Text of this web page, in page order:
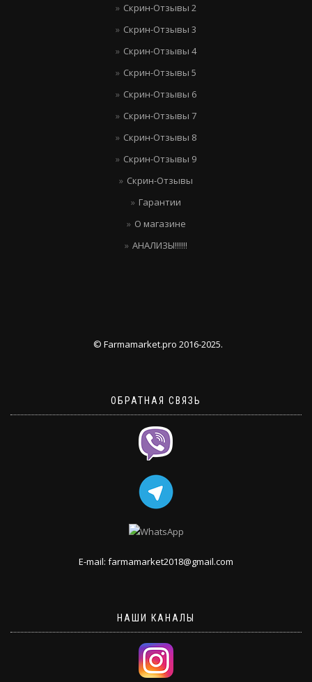
Скрин-Отзывы 2
Скрин-Отзывы 3
Скрин-Отзывы 4
Скрин-Отзывы 5
Скрин-Отзывы 6
Скрин-Отзывы 7
Скрин-Отзывы 8
Скрин-Отзывы 9
Скрин-Отзывы
Гарантии
О магазине
АНАЛИЗЫ!!!!!!
© Farmamarket.pro 2016-2025.
ОБРАТНАЯ СВЯЗЬ
E-mail: farmamarket2018@gmail.com
НАШИ КАНАЛЫ